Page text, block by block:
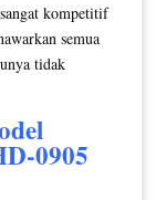
kompetitif
semua
tidak
0905